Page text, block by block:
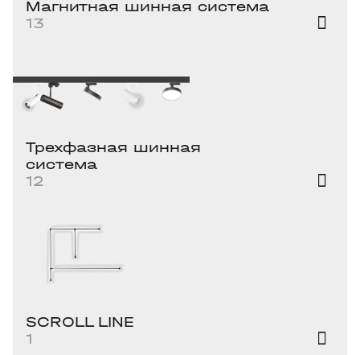
Магнитная шинная система
13
Трехфазная шинная
система
12
SCROLL LINE
1